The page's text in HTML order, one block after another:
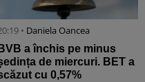
• Daniela Oancea
BVB a închis pe minus
de miercuri. BET a
cu 0,57%